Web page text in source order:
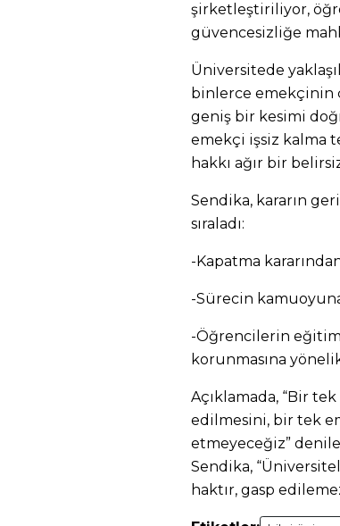
şirketleştiriliyor,
güvencesizliğe
Üniversitede
binlerce emekçinin
geniş bir kesimi
emekçi işsiz kalma
hakkı ağır bir
Sendika, kararın
sıraladı:
-Kapatma
-Sürecin
-Öğrencilerin
korunmasına
Açıklamada, “Bir
edilmesini, bir tek
etmeyeceğiz”
Sendika,
haktır, gasp